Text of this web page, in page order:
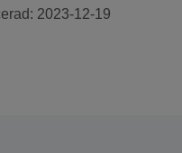
2023-12-19